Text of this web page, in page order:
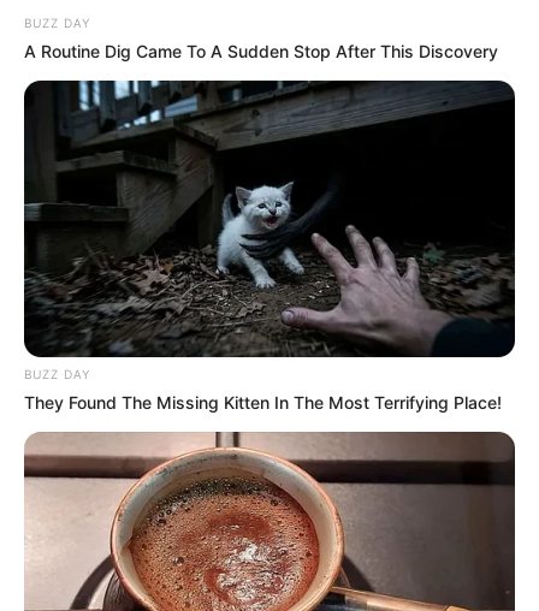
BUZZ DAY
A Routine Dig Came To A Sudden Stop After This Discovery
BUZZ DAY
They Found The Missing Kitten In The Most Terrifying Place!